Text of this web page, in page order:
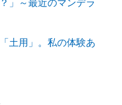
｜その前にやるべ
｜書き換えなきゃ
められない」反応
土用」。私の体験あ